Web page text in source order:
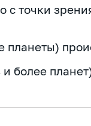
с точки
и более